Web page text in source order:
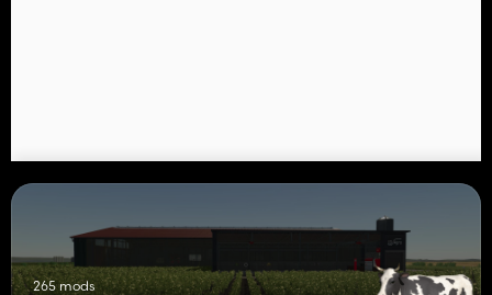
Preço: 400.000€
Capacidade: 400 vacas
Autores originais: Lunchbox
Conversão e melhorias FS25: DiamondWolf
265 mods